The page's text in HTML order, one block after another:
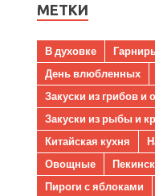
МЕТКИ
В духовке
День влюбленных
Закуски из грибов и
Закуски из рыбы и
Китайская кухня
Овощные
Пироги с яблоками